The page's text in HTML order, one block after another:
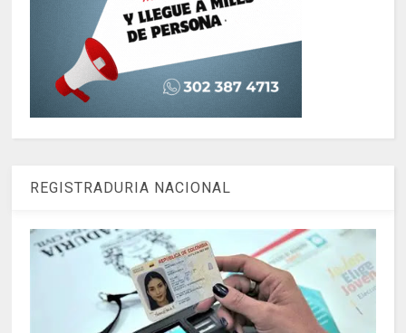
REGISTRADURIA NACIONAL